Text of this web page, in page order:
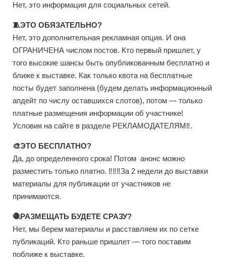
Нет, это информация для социальных сетей.
🧵ЭТО ОБЯЗАТЕЛЬНО?
Нет, это дополнительная рекламная опция. И она
ОГРАНИЧЕНА числом постов. Кто первый пришлет, у
того высокие шансы быть опубликованным бесплатно и
ближе к выставке. Как только квота на бесплатные
посты будет заполнена (будем делать информационный
апдейт по числу оставшихся слотов), потом — только
платные размещения информации об участнике!
Условия на сайте в разделе РЕКЛАМОДАТЕЛЯМ‼️.
🎨ЭТО БЕСПЛАТНО?
Да, до определенного срока! Потом анонс можно
разместить только платно. ‼️‼️‼️За 2 недели до выставки
материалы для публикации от участников не
принимаются.
🧶РАЗМЕЩАТЬ БУДЕТЕ СРАЗУ?
Нет, мы берем материалы и расставляем их по сетке
публикаций. Кто раньше пришлет — того поставим
поближе к выставке.